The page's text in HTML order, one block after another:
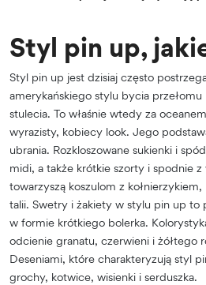
Styl pin up,
Styl pin up jest dzisiaj często
amerykańskiego stylu bycia
stulecia. To właśnie wtedy za
wyrazisty, kobiecy look. Jego
ubrania. Rozkloszowane sukienki i
midi, a także krótkie szorty i spodnie z
towarzyszą koszulom z
talii. Swetry i żakiety w stylu pin up to
w formie krótkiego bolerka.
odcienie granatu, czerwieni i żółtego
Deseniami, które charakteryzują styl
grochy, kotwice, wisienki i serduszka.